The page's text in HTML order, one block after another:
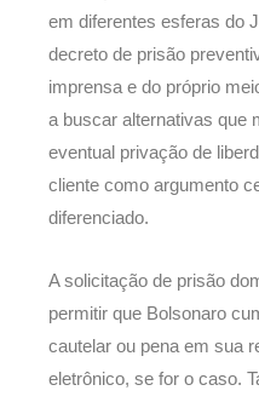
em diferentes esferas do
decreto de prisão
imprensa e do próprio
a buscar alternativas que
eventual privação de
cliente como argumento
diferenciado.
A solicitação de prisão
permitir que Bolsonaro
cautelar ou pena em sua
eletrônico, se for o caso.